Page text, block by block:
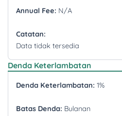
Annual Fee: N/A
Catatan:
Data tidak tersedia
Denda Keterlambatan
Denda Keterlambatan: 1%
Batas Denda: Bulanan